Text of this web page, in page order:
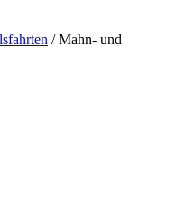
/ Mahn- und